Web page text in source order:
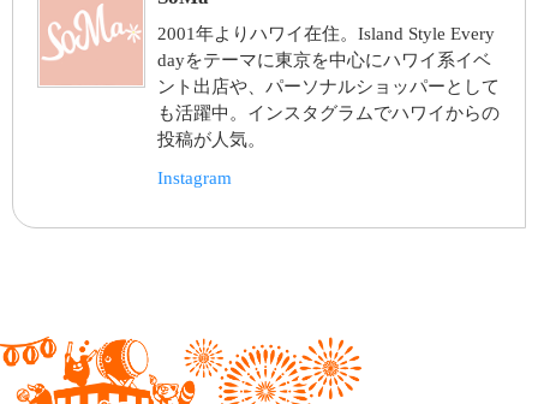
2001年よりハワイ在住。Island Style Every
dayをテーマに東京を中心にハワイ系イベ
ント出店や、パーソナルショッパーとして
も活躍中。インスタグラムでハワイからの
投稿が人気。
Instagram